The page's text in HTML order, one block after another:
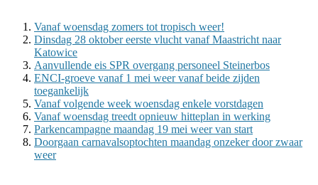
Vanaf woensdag zomers tot tropisch weer!
Dinsdag 28 oktober eerste vlucht vanaf Maastricht naar
Katowice
Aanvullende eis SPR overgang personeel Steinerbos
ENCI-groeve vanaf 1 mei weer vanaf beide zijden
toegankelijk
Vanaf volgende week woensdag enkele vorstdagen
Vanaf woensdag treedt opnieuw hitteplan in werking
Parkencampagne maandag 19 mei weer van start
Doorgaan carnavalsoptochten maandag onzeker door zwaar
weer